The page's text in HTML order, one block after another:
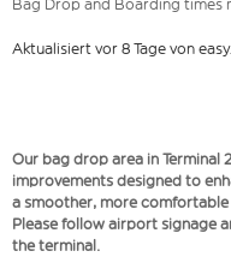
Bag Drop and Boarding times
Aktualisiert vor 8 Tage von
Our bag drop area in Terminal
improvements designed to
a smoother, more
Please follow airport signage
the terminal.